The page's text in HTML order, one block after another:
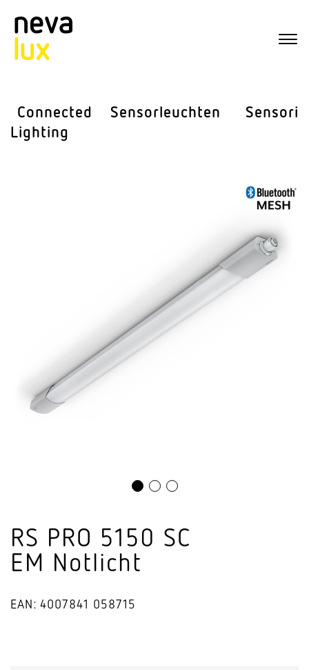
Connected
Lighting
Sensor­leuchten Sensorik
RS PRO 5150 SC
EM Notlicht
EAN: 4007841 058715